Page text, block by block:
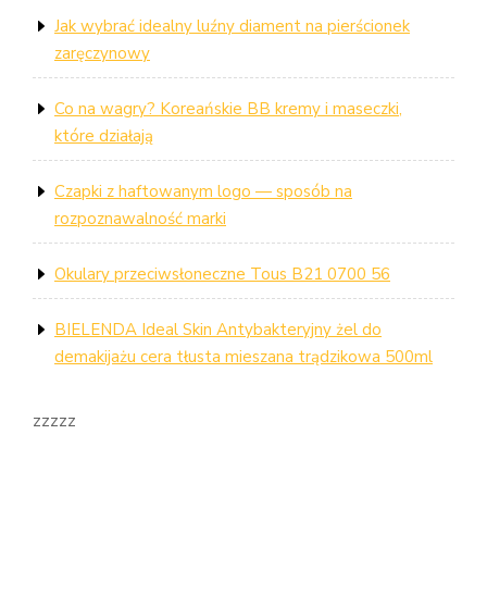
Jak wybrać idealny luźny diament na pierścionek
zaręczynowy
Co na wagry? Koreańskie BB kremy i maseczki,
które działają
Czapki z haftowanym logo — sposób na
rozpoznawalność marki
Okulary przeciwsłoneczne Tous B21 0700 56
BIELENDA Ideal Skin Antybakteryjny żel do
demakijażu cera tłusta mieszana trądzikowa 500ml
zzzzz